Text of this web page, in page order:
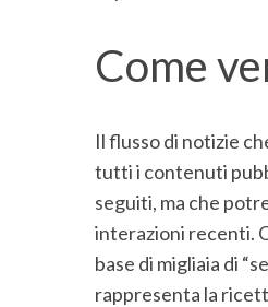
Come
Il flusso di notizie
tutti i contenuti
seguiti, ma che
interazioni recenti.
base di migliaia di
rappresenta la